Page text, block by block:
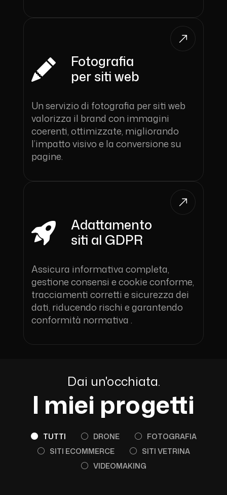
Fotografia
per siti web
Un servizio di fotografia per siti web
valorizza il brand con immagini
coerenti, ottimizzate, migliorando
l’impatto visivo e la conversione su
pagine.
Adattamento
siti al GDPR
Assicura informativa completa,
gestione consensi e cookie conforme,
tracciamenti corretti e sicurezza dei
dati, riducendo rischi e garantendo
conformità normativa .
Dai un'occhiata.
I miei progetti
TUTTI DRONE
FOTOGRAFIA
SITI ECOMMERCE
SITI VETRINA
VIDEOMAKING